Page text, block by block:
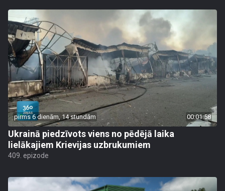
pirms 6 dienām, 14 stundām 00:01:58
Ukrainā piedzīvots viens no pēdējā laika
lielākajiem Krievijas uzbrukumiem
409. epizode